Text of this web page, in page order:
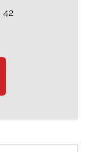
42